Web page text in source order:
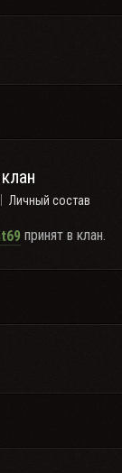
Личный состав
принят в клан.